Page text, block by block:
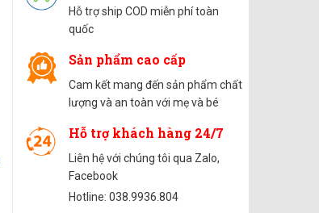
Hỗ trợ ship COD miễn phí toàn
quốc
Sản phẩm cao cấp
Cam kết mang đến sản phẩm chất
lượng và an toàn với mẹ và bé
Hỗ trợ khách hàng 24/7
Liên hệ với chúng tôi qua Zalo,
Facebook
Hotline: 038.9936.804